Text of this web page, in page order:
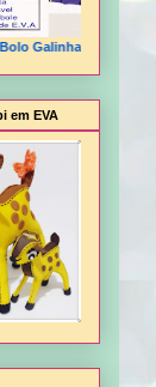
Pintadinha,
em EVA